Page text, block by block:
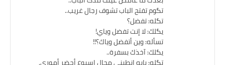
تگوم تفتح الباب تشوف رجال غريب..
تگله: تفضل؟
يگلك: لا إنت تفضل وياي!
تسأله: وين أتفضل وياك؟!!
يگلك: آخذك بسفرة..